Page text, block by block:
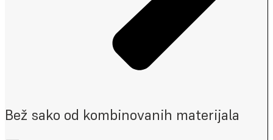
Bež sako od kombinovanih materijala